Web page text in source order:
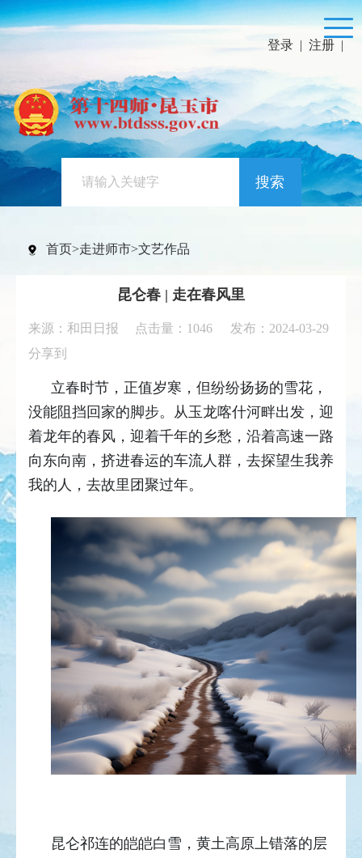
登录 | 注册 |
搜索
首页>走进师市>文艺作品
昆仑春 | 走在春风里
来源：和田日报 点击量： 1046
发布：2024-03-29
分享到
立春时节，正值岁寒，但纷纷扬扬的雪花，
没能阻挡回家的脚步。从玉龙喀什河畔出发，迎
着龙年的春风，迎着千年的乡愁，沿着高速一路
向东向南，挤进春运的车流人群，去探望生我养
我的人，去故里团聚过年。
昆仑祁连的皑皑白雪，黄土高原上错落的层